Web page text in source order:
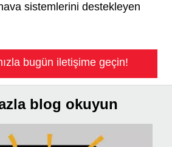
sistemlerini destekleyen
bugün iletişime geçin!
blog okuyun